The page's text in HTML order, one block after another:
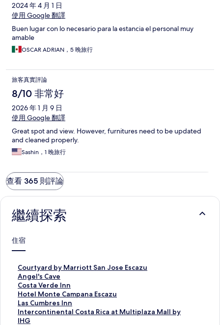
2024 年 4 月 1 日
使用 Google 翻譯
Buen lugar con lo necesario para la estancia el personal muy
amable
OSCAR ADRIAN，5 晚旅行
旅客真實評論
8/10 非常好
2026 年 1 月 9 日
使用 Google 翻譯
Great spot and view. However, furnitures need to be updated
and cleaned properly.
Sashin，1 晚旅行
查看 365 則評論
繼續探索
住宿
Courtyard by Marriott San Jose Escazu
C
o
u
r
t
y
a
Angel's Cave
A
n
g
e
l
'
Costa Verde Inn
C
o
s
t
a
Hotel Monte Campana Escazu
H
o
t
e
Las Cumbres Inn
L
a
s
Intercontinental Costa Rica at Multiplaza Mall by
IHG
I
n